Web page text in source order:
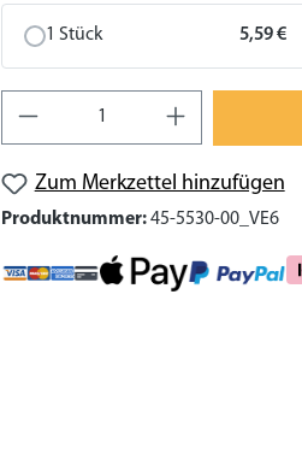
1 Stück 5,59 €
Produkt Anzahl: Gib
Zum Merkzettel hinzufügen
Produktnummer:45-5530-00_VE6